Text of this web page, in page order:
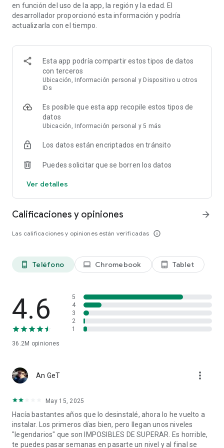
Conéctate a Internet o a una red wifi para sincronizar el juego
entre tus dispositivos fácilmente y desbloquear todas las
Youtube https://www.youtube.com/user/CandyCrushOfficial
Candy Crush Saga es gratis, pero algunos objetos opcionales
del juego son de pago.
el juego en los ajustes de tu dispositivo.
Al descargar este juego aceptas nuestras Condiciones de
servicio. Consúltalas en http://about.king.com/consumer-
terms/terms.
¡Diviértete jugando Candy Crush Saga, el juego de habilidad y
combinaciones más dulce del mundo!
Si te gusta Candy Crush Saga, prueba sus juegos de habilidad
de 2026. Solo en países participantes. Nulo donde esté
prohibido. Gana el evento dentro del juego y recibe una
USD. Requiere viajar a Londres. Términos y condiciones:
to.king.com/terms. Candy Crush Saga incluye compras
opcionales dentro del juego. © /TM / ® 2026 King.com Ltd.
“King”, “Candy Crush All Stars” y las marcas y logotipos
asociados son marcas comerciales de King.com Ltd o sus
en función del uso de la app, la región y la edad. El
desarrollador proporcionó esta información y podría
actualizarla con el tiempo.
Esta app podría compartir estos tipos de datos
con terceros
Ubicación, Información personal y Dispositivo u otros
IDs
Es posible que esta app recopile estos tipos de
datos
Ubicación, Información personal y 5 más
Los datos están encriptados en tránsito
Puedes solicitar que se borren los datos
Ver detalles
Calificaciones y opiniones
Las calificaciones y opiniones están verificadas info_outline
arrow_forward
phone_android Teléfono laptop Chromebook tablet_android Tablet
4.6
36.2M opiniones
5
4
3
2
1
An GeT more_vert
May 15, 2025
Hacía bastantes años que lo desinstalé, ahora lo he vuelto a
instalar. Los primeros días bien, pero llegan unos niveles
"legendarios" que son IMPOSIBLES DE SUPERAR. Es horrible,
te puedes pasar semanas en pasarte un nivel y al final se